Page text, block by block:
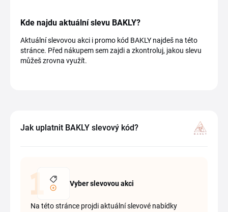
Kde najdu aktuální slevu BAKLY?
Aktuální slevovou akci i promo kód BAKLY najdeš na této
stránce. Před nákupem sem zajdi a zkontroluj, jakou slevu
můžeš zrovna využít.
Jak uplatnit BAKLY slevový kód?
Vyber slevovou akci
Na této stránce projdi aktuální slevové nabídky